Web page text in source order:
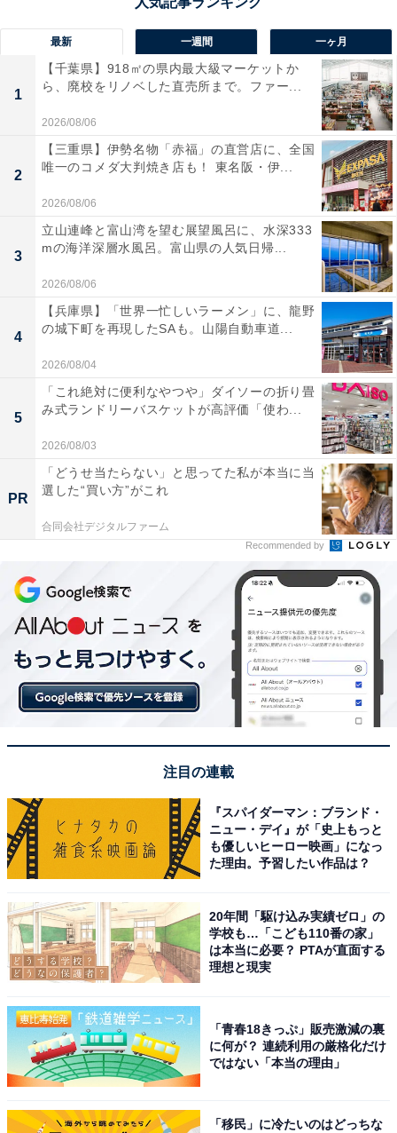
最新 一週間 一ヶ月
1
【千葉県】918㎡の県内最大級マーケットか
ら、廃校をリノベした直売所まで。ファー...
2026/08/06
2
【三重県】伊勢名物「赤福」の直営店に、全国
唯一のコメダ大判焼き店も！ 東名阪・伊...
2026/08/06
3
立山連峰と富山湾を望む展望風呂に、水深333
mの海洋深層水風呂。富山県の人気日帰...
2026/08/06
4
【兵庫県】「世界一忙しいラーメン」に、龍野
の城下町を再現したSAも。山陽自動車道...
2026/08/04
5
「これ絶対に便利なやつや」ダイソーの折り畳
み式ランドリーバスケットが高評価「使わ...
2026/08/03
PR
「どうせ当たらない」と思ってた私が本当に当
選した“買い方”がこれ
合同会社デジタルファーム
Recommended by
注目の連載
『スパイダーマン：ブランド・
ニュー・デイ』が「史上もっと
も優しいヒーロー映画」になっ
た理由。予習したい作品は？
20年間「駆け込み実績ゼロ」の
学校も…「こども110番の家」
は本当に必要？ PTAが直面する
理想と現実
「青春18きっぷ」販売激減の裏
に何が？ 連続利用の厳格化だけ
ではない「本当の理由」
「移民」に冷たいのはどっちな